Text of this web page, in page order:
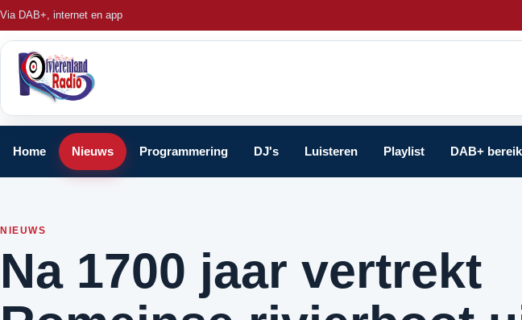
Via DAB+, internet en app
Home Nieuws Programmering DJ's Luisteren Playlist DAB+ bereik
NIEUWS
Na 1700 jaar vertrekt